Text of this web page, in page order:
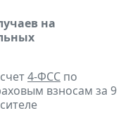
на
4-ФСС по
взносам за 9